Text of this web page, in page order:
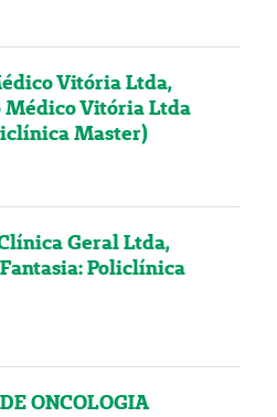
Vitória Ltda,
Médico Vitória Ltda
Master)
Geral Ltda,
Policlínica
ONCOLOGIA